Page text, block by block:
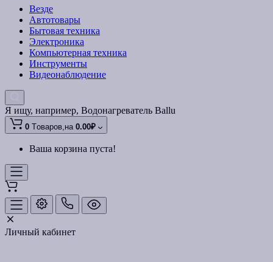
Везде
Автотовары
Бытовая техника
Электроника
Компьютерная техника
Инструменты
Видеонаблюдение
Я ищу, например, Водонагреватель Ballu
0 Tоваров,на 0.00₽
Ваша корзина пуста!
Личный кабинет